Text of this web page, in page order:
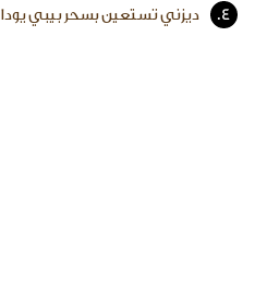
4. ديزني تستعين بسحر بيبي يودا